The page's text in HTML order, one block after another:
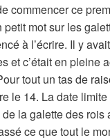
commencer ce
mot sur les
à l’écrire. Il y
et c’était en pleine
tout un tas de
le 14. La date
la galette des rois
ce que tout le